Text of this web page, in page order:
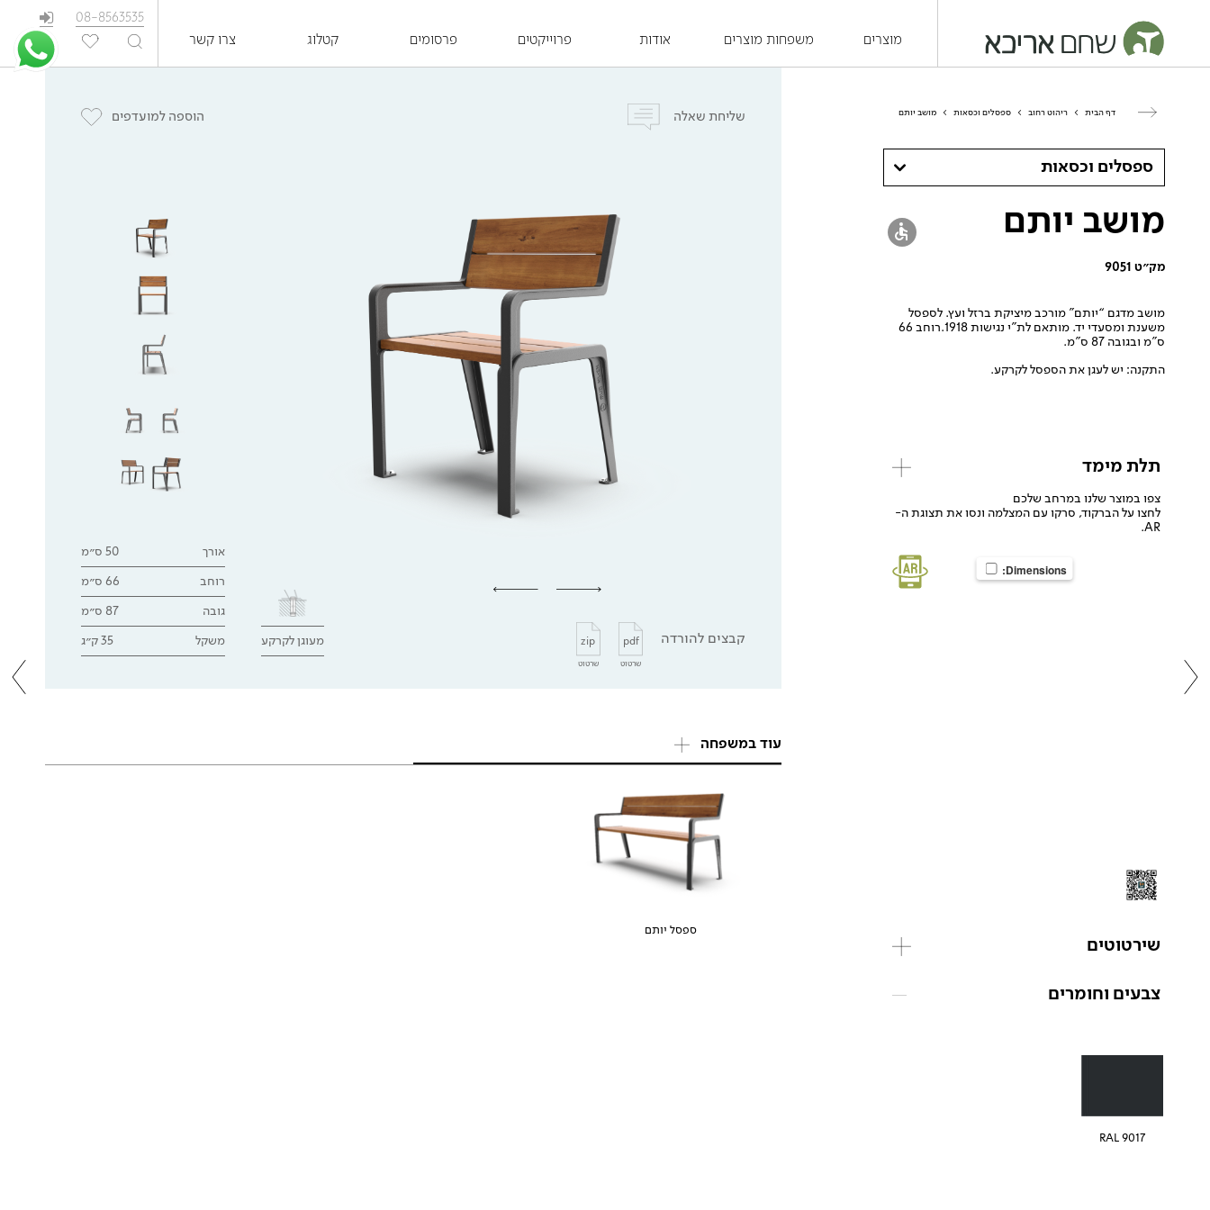
מוצרים משפחות מוצרים אודות פרוייקטים פרסומים קטלוג צרו קשר
08-8563535
EN
דף הבית > ריהוט רחוב > ספסלים וכסאות > מושב יותם
ספסלים וכסאות
מושב יותם
מק״ט 9051
מושב מדגם “יותם” מורכב מיציקת ברזל ועץ. לספסל
משענת ומסעדי יד. מותאם לת”י נגישות 1918.רוחב 66
ס”מ ובגובה 87 ס”מ.
התקנה: יש לעגן את הספסל לקרקע.
תלת מימד
צפו במוצר שלנו במרחב שלכם
לחצו על הברקוד, סרקו עם המצלמה ונסו את תצוגת ה-
AR.
Dimensions:
שירטוטים
צבעים וחומרים
RAL 9017
שליחת שאלה הוספה למועדפים
קבצים להורדה pdf
שרטוט
zip
שרטוט
מעוגן לקרקע
אורך 50 ס״מ
רוחב 66 ס״מ
גובה 87 ס״מ
משקל 35 ק״ג
עוד במשפחה
ספסל יותם